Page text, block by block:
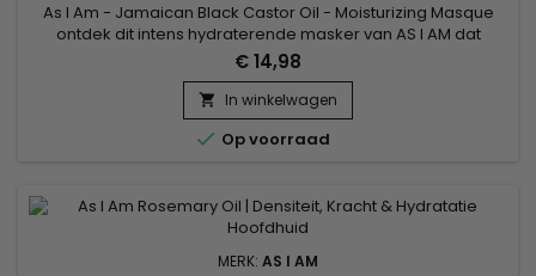
As I Am - Jamaican Black Castor Oil - Moisturizing Masque
ontdek dit intens hydraterende masker van AS I AM dat
vochtarm haar verrijkt.&nbsp; Deze diepe, romige
therapeutische behandeling is verrijkt met vitamine C en E, en
Jamaican Black Castor Oil voor een maximale
hydratatie.&nbsp; Dit haarproduct maakt ontklitten
gemakkelijker en revitaliseert uw...
€ 14,98
 In winkelwagen
 Op voorraad
MERK: AS I AM